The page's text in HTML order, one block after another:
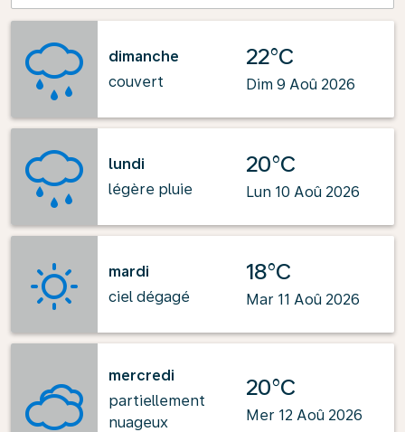
dimanche
couvert
22°C
Dim 9 Aoû 2026
lundi
légère pluie
20°C
Lun 10 Aoû 2026
mardi
ciel dégagé
18°C
Mar 11 Aoû 2026
mercredi
partiellement
nuageux
20°C
Mer 12 Aoû 2026